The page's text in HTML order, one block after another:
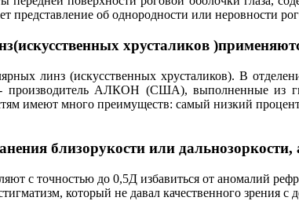
представление об однородности или неровности
хрусталиков
линз (искусственных хрусталиков). В
АЛКОН (США), выполненные из
имеют много преимуществ: самый низкий
близорукости или
с точностью до 0,5Д избавиться от аномалий
который не давал качественного зрения с